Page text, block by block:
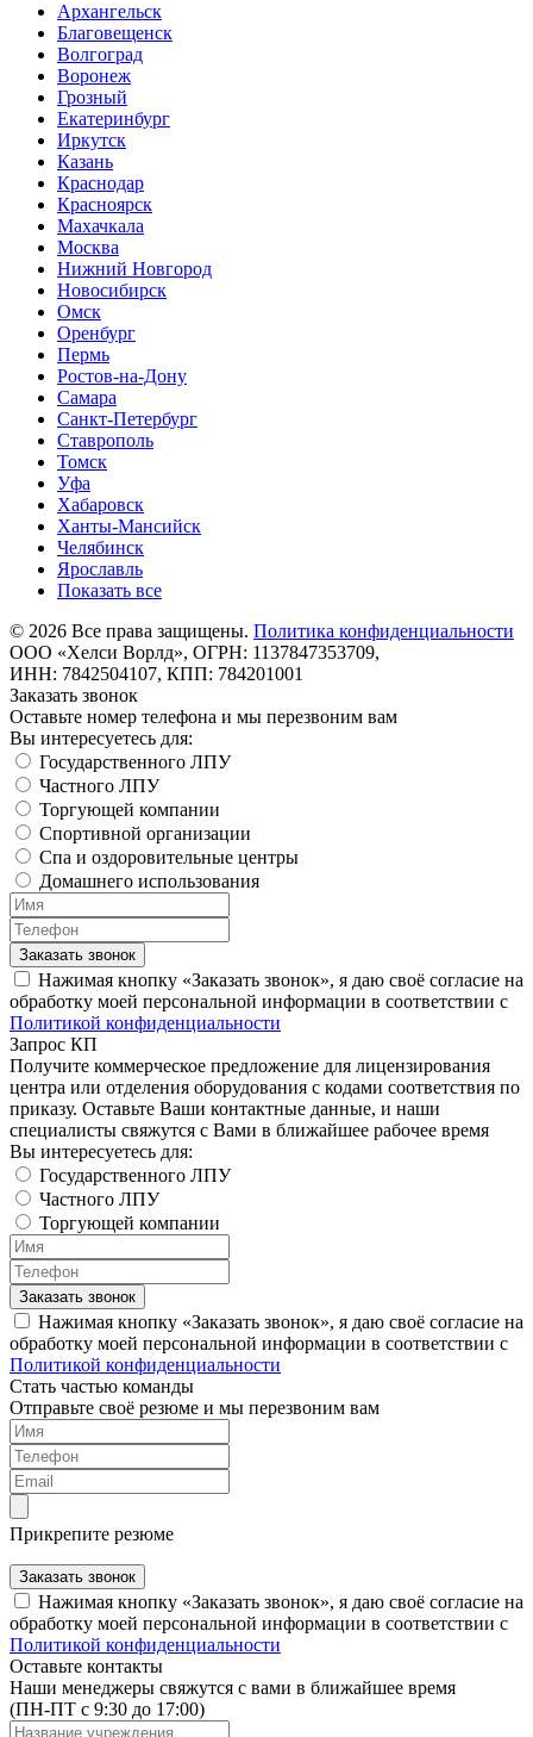
Архангельск
Благовещенск
Волгоград
Воронеж
Грозный
Екатеринбург
Иркутск
Казань
Краснодар
Красноярск
Махачкала
Москва
Нижний Новгород
Новосибирск
Омск
Оренбург
Пермь
Ростов-на-Дону
Самара
Санкт-Петербург
Ставрополь
Томск
Уфа
Хабаровск
Ханты-Мансийск
Челябинск
Ярославль
Показать все
© 2026 Все права защищены. Политика конфиденциальности
ООО «Хелси Ворлд», ОГРН: 1137847353709,
ИНН: 7842504107, КПП: 784201001
Заказать звонок
Оставьте номер телефона и мы перезвоним вам
Вы интересуетесь для:
Государственного ЛПУ
Частного ЛПУ
Торгующей компании
Спортивной организации
Спа и оздоровительные центры
Домашнего использования
Заказать звонок
Нажимая кнопку «Заказать звонок», я даю своё согласие на
обработку моей персональной информации в соответствии с
Политикой конфиденциальности
Запрос КП
Получите коммерческое предложение для лицензирования
центра или отделения оборудования с кодами соответствия по
приказу. Оставьте Ваши контактные данные, и наши
специалисты свяжутся с Вами в ближайшее рабочее время
Вы интересуетесь для:
Государственного ЛПУ
Частного ЛПУ
Торгующей компании
Заказать звонок
Нажимая кнопку «Заказать звонок», я даю своё согласие на
обработку моей персональной информации в соответствии с
Политикой конфиденциальности
Стать частью команды
Отправьте своё резюме и мы перезвоним вам
Прикрепите резюме
Заказать звонок
Нажимая кнопку «Заказать звонок», я даю своё согласие на
обработку моей персональной информации в соответствии с
Политикой конфиденциальности
Оставьте контакты
Наши менеджеры свяжутся с вами в ближайшее время
(ПН-ПТ с 9:30 до 17:00)